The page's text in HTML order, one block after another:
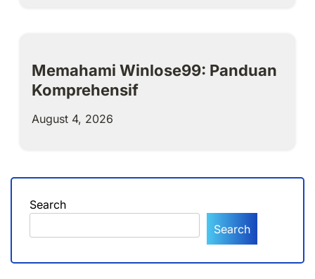
Memahami Winlose99: Panduan
Komprehensif
August 4, 2026
Search
Search